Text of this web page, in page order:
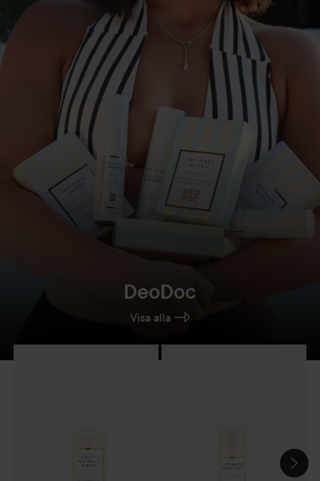
DeoDoc
Visa alla
HOPPA ÖVER SEKTIONEN
Combo Deal 25% Daily Intimate Wash Fresh Coconut
Combo Deal 25%